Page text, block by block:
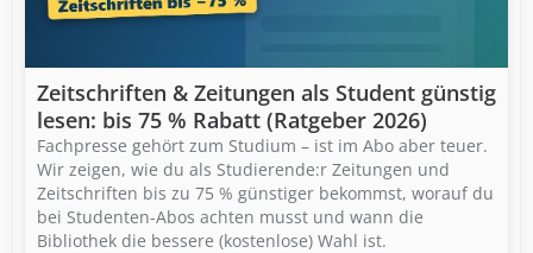
Zeitschriften & Zeitungen als Student günstig
lesen: bis 75 % Rabatt (Ratgeber 2026)
Fachpresse gehört zum Studium – ist im Abo aber teuer.
Wir zeigen, wie du als Studierende:r Zeitungen und
Zeitschriften bis zu 75 % günstiger bekommst, worauf du
bei Studenten-Abos achten musst und wann die
Bibliothek die bessere (kostenlose) Wahl ist.